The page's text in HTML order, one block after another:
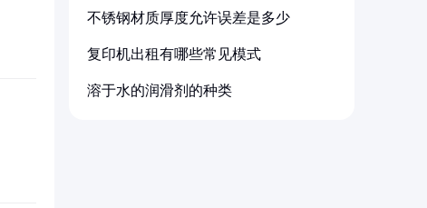
不锈钢材质厚度允许误差是多少
复印机出租有哪些常见模式
溶于水的润滑剂的种类